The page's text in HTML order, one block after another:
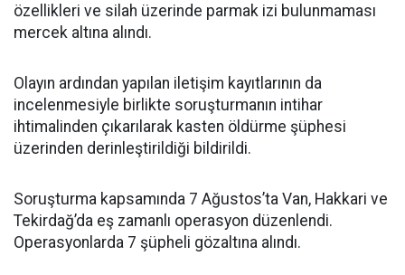
özellikleri ve silah üzerinde parmak izi bulunmaması
mercek altına alındı.
Olayın ardından yapılan iletişim kayıtlarının da
incelenmesiyle birlikte soruşturmanın intihar
ihtimalinden çıkarılarak kasten öldürme şüphesi
üzerinden derinleştirildiği bildirildi.
Soruşturma kapsamında 7 Ağustos’ta Van, Hakkari ve
Tekirdağ’da eş zamanlı operasyon düzenlendi.
Operasyonlarda 7 şüpheli gözaltına alındı.